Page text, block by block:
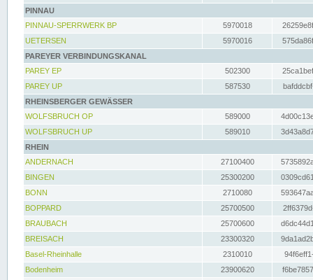
PINNAU
PINNAU-SPERRWERK BP
5970018
UETERSEN
5970016
PAREYER VERBINDUNGSKANAL
PAREY EP
502300
PAREY UP
587530
RHEINSBERGER GEWÄSSER
WOLFSBRUCH OP
589000
WOLFSBRUCH UP
589010
RHEIN
ANDERNACH
27100400
BINGEN
25300200
BONN
2710080
BOPPARD
25700500
BRAUBACH
25700600
BREISACH
23300320
Basel-Rheinhalle
2310010
Bodenheim
23900620